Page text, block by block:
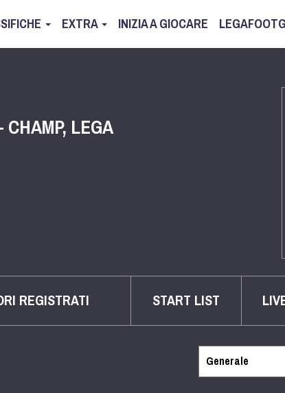
EXTRA INIZIA A GIOCARE
LEGA
REGISTRATI START LIST